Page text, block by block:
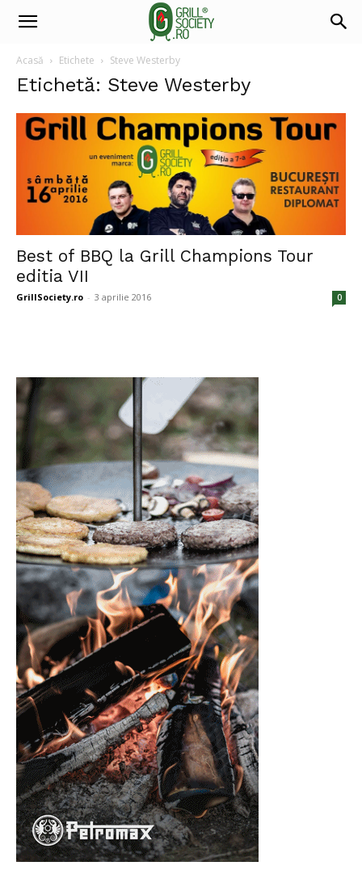
Acasă Etichete Steve Westerby
Etichetă: Steve Westerby
Best of BBQ la Grill Champions Tour
editia VII
GrillSociety.ro - 3 aprilie 2016 0